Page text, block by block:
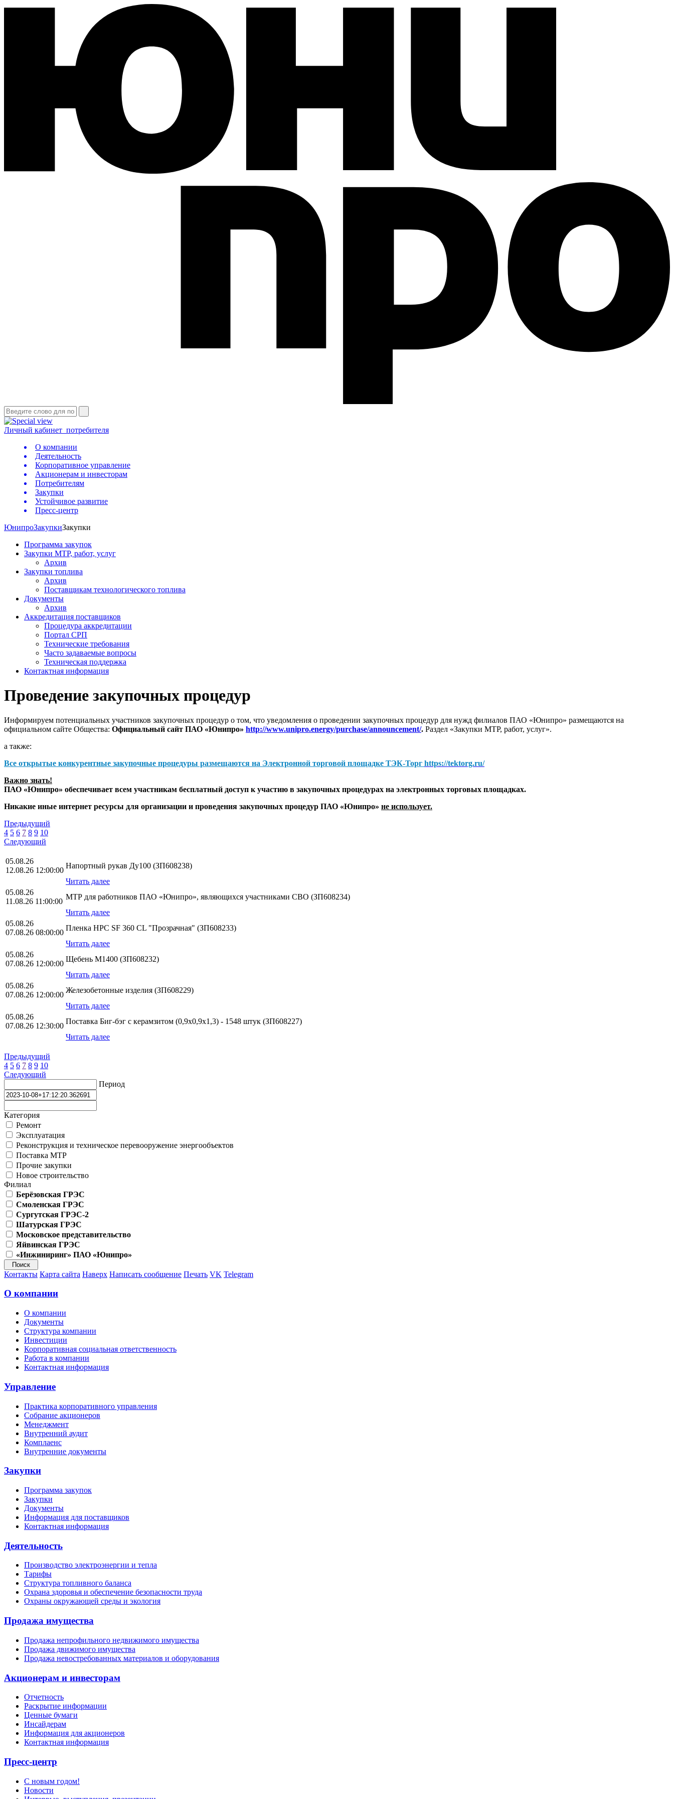
Личный кабинет потребителя
О компании
Деятельность
Корпоративное управление
Акционерам и инвесторам
Потребителям
Закупки
Устойчивое развитие
Пресс-центр
ЮнипроЗакупкиЗакупки
Программа закупок
Закупки МТР, работ, услуг
Архив
Закупки топлива
Архив
Поставщикам технологического топлива
Документы
Архив
Аккредитация поставщиков
Процедура аккредитации
Портал СРП
Технические требования
Часто задаваемые вопросы
Техническая поддержка
Контактная информация
Проведение закупочных процедур
Информируем потенциальных участников закупочных процедур о том, что уведомления о проведении закупочных процедур для нужд филиалов ПАО «Юнипро» размещаются на
официальном сайте Общества: Официальный сайт ПАО «Юнипро» http://www.unipro.energy/purchase/announcement/. Раздел «Закупки МТР, работ, услуг».
а также:
Все открытые конкурентные закупочные процедуры размещаются на Электронной торговой площадке ТЭК-Торг https://tektorg.ru/
Важно знать!
ПАО «Юнипро» обеспечивает всем участникам бесплатный доступ к участию в закупочных процедурах на электронных торговых площадках.
Никакие иные интернет ресурсы для организации и проведения закупочных процедур ПАО «Юнипро» не использует.
Предыдущий
4 5 6 7 8 9 10
Следующий
05.08.26
12.08.26 12:00:00
Напортный рукав Ду100 (ЗП608238)
Читать далее
05.08.26
11.08.26 11:00:00
МТР для работников ПАО «Юнипро», являющихся участниками СВО (ЗП608234)
Читать далее
05.08.26
07.08.26 08:00:00
Пленка HPС SF 360 CL "Прозрачная" (ЗП608233)
Читать далее
05.08.26
07.08.26 12:00:00
Щебень М1400 (ЗП608232)
Читать далее
05.08.26
07.08.26 12:00:00
Железобетонные изделия (ЗП608229)
Читать далее
05.08.26
07.08.26 12:30:00
Поставка Биг-бэг с керамзитом (0,9х0,9х1,3) - 1548 штук (ЗП608227)
Читать далее
Предыдущий
4 5 6 7 8 9 10
Следующий
Период
Категория
Ремонт
Эксплуатация
Реконструкция и техническое перевооружение энергообъектов
Поставка МТР
Прочие закупки
Новое строительство
Филиал
Берёзовская ГРЭС
Смоленская ГРЭС
Сургутская ГРЭС-2
Шатурская ГРЭС
Московское представительство
Яйвинская ГРЭС
«Инжиниринг» ПАО «Юнипро»
Контакты Карта сайта Наверх Написать сообщение Печать VK Telegram
О компании
О компании
Документы
Структура компании
Инвестиции
Корпоративная социальная ответственность
Работа в компании
Контактная информация
Управление
Практика корпоративного управления
Собрание акционеров
Менеджмент
Внутренний аудит
Комплаенс
Внутренние документы
Закупки
Программа закупок
Закупки
Документы
Информация для поставщиков
Контактная информация
Деятельность
Производство электроэнергии и тепла
Тарифы
Структура топливного баланса
Охрана здоровья и обеспечение безопасности труда
Охраны окружающей среды и экология
Продажа имущества
Продажа непрофильного недвижимого имущества
Продажа движимого имущества
Продажа невостребованных материалов и оборудования
Акционерам и инвесторам
Отчетность
Раскрытие информации
Ценные бумаги
Инсайдерам
Информация для акционеров
Контактная информация
Пресс-центр
С новым годом!
Новости